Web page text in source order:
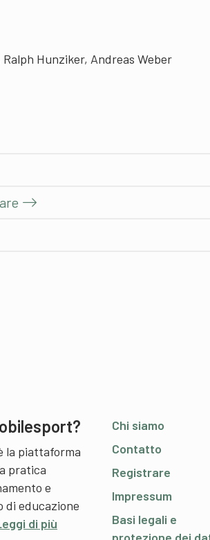
Hunziker, Andreas Weber
la piattaforma
pratica
e
di educazione
di più
Chi siamo
Contatto
Registrare
Impressum
Basi legali e